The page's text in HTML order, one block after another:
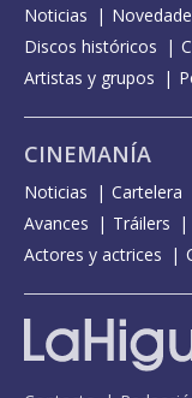
Noticias
Discos históricos
Artistas y grupos
CINEMANÍA
Noticias Cartelera
Avances
Tráilers
Actores y actrices